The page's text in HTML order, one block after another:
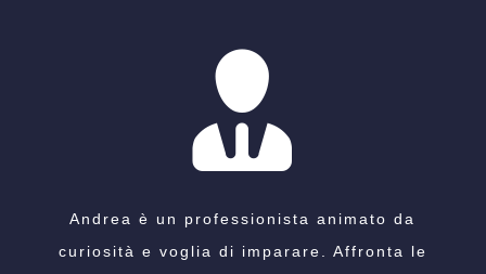
Andrea è un professionista animato da
curiosità e voglia di imparare. Affronta le
Abbiamo rapporti professionali con Andrea
Martinez da molti anni. Per noi, come
Andrea Martinez è stato mio assistente per
parecchi anni con mia totale soddisfazione:
Andrea is a warm hearted and open person,
easy to be with.
Grande professionalità, curiosità, attenzione
ai dettagli e soprattutto alle esigenze delle